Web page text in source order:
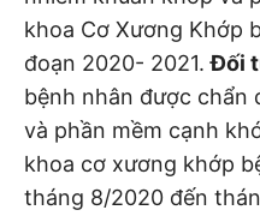
khoa Cơ Xương Khớp
đoạn 2020- 2021.Đối
bệnh nhân được chẩn
và phần mềm cạnh
khoa cơ xương khớp
tháng 8/2020 đến